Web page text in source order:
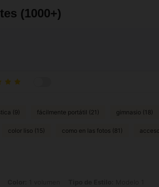
(1000+)
(9) fácilmente portátil (21) gimnasio (18)
color liso (15) como en las fotos (81)